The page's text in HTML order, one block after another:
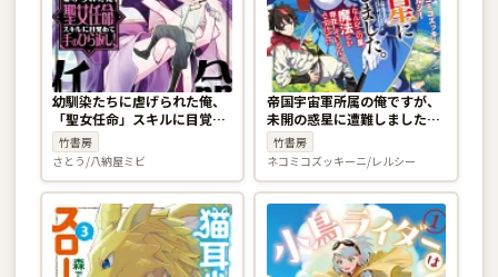
幼馴染たちに虐げられた俺、
「聖女任命」スキルに目覚め
て手のひら返し！ 1巻
竹書房
さとう/八納屋ミビ
帝国宇宙軍所属の俺ですが、
未開の惑星に遭難しました。
なんかこの星、魔法とか存在
しているんですけど!? 1巻
竹書房
ネコミコズッキーニ/レルシー